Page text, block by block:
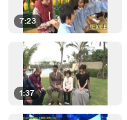
7:23
1:37